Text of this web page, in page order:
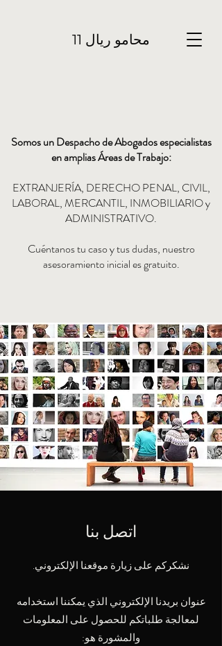
محامو ريال 11
Somos un Despacho de Abogados especialistas
en amplias Áreas de Trabajo:
EXTRANJERÍA, DERECHO PENAL, CIVIL,
LABORAL, MERCANTIL, INMOBILIARIO y
ADMINISTRATIVO.
Cuéntanos tu caso y tus dudas, nuestro
asesoramiento inicial es gratuito.
اتصل بنا
نشكركم على زيارة موقعنا الإلكتروني.
عنوان بريدنا الإلكتروني الذي يمكننا استخدامه
لمعالجة طلباتكم للحصول على المعلومات
والمشورة هو: